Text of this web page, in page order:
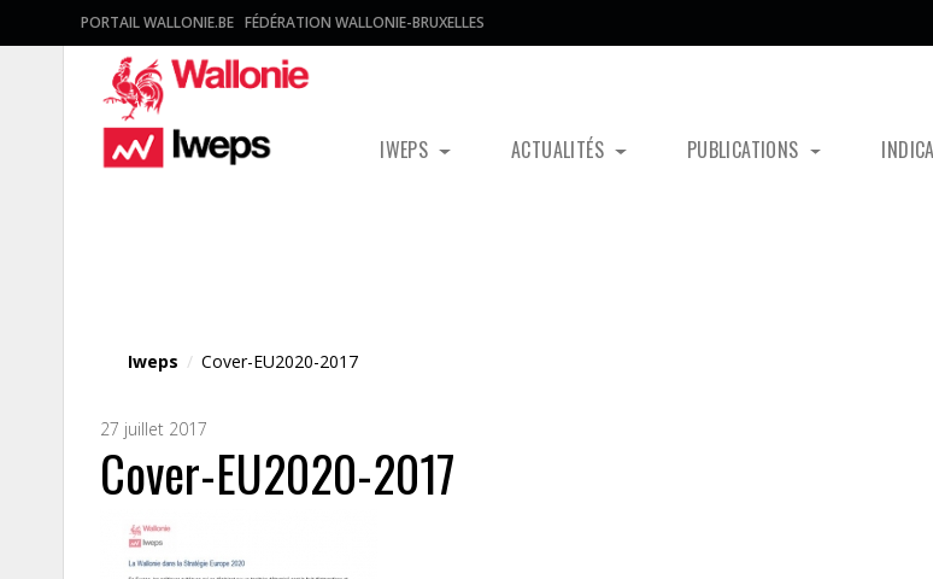
PORTAIL WALLONIE.BE FÉDÉRATION WALLONIE-BRUXELLES
IWEPS ACTUALITÉS PUBLICATIONS
Iweps / Cover-EU2020-2017
27 juillet 2017
Cover-EU2020-2017